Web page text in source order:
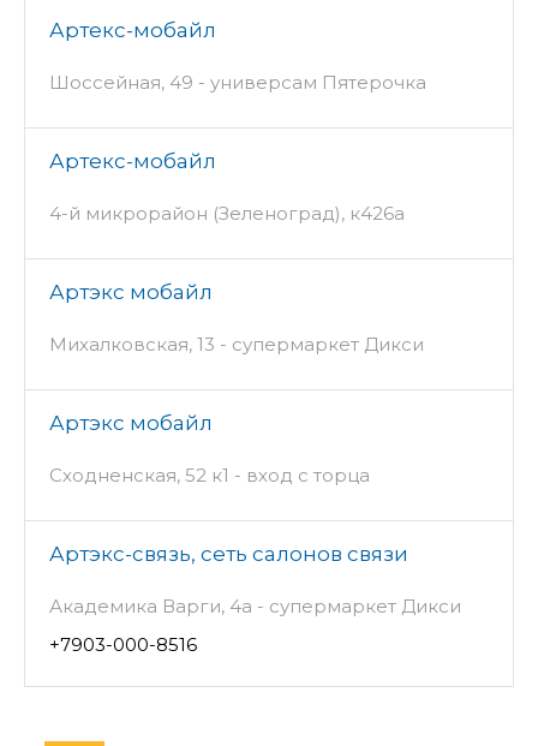
Артекс-мобайл
Шоссейная, 49 - универсам Пятерочка
Артекс-мобайл
4-й микрорайон (Зеленоград), к426а
Артэкс мобайл
Михалковская, 13 - супермаркет Дикси
Артэкс мобайл
Сходненская, 52 к1 - вход с торца
Артэкс-связь, сеть салонов связи
Академика Варги, 4а - супермаркет Дикси
+7903-000-8516